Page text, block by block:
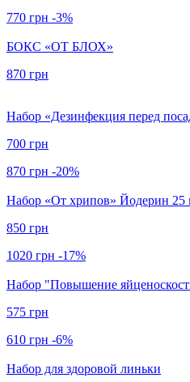
770 грн -3%
БОКС «ОТ БЛОХ»
870 грн
Набор «Дезинфекция перед
700 грн
870 грн -20%
Набор «От хрипов» Йодерин 25
850 грн
1020 грн -17%
Набор "Повышение
575 грн
610 грн -6%
Набор для здоровой линьки